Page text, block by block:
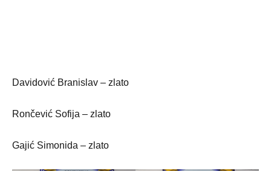
Davidović Branislav – zlato
Rončević Sofija – zlato
Gajić Simonida – zlato